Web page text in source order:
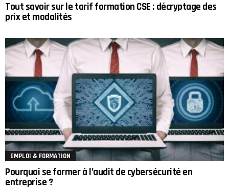
Tout savoir sur le tarif formation CSE : décryptage des
prix et modalités
EMPLOI & FORMATION
Pourquoi se former à l’audit de cybersécurité en
entreprise ?